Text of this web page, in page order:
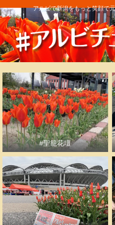
アルビで新潟をもっと笑顔で
#聖籠花壇